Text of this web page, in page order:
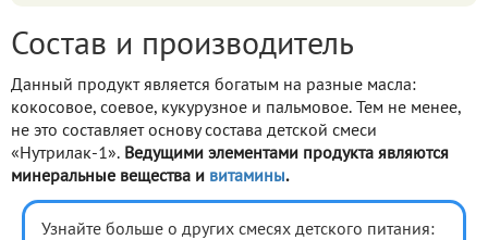
Состав и производитель
Данный продукт является богатым на разные масла:
кокосовое, соевое, кукурузное и пальмовое. Тем не менее,
не это составляет основу состава детской смеси
«Нутрилак-1». Ведущими элементами продукта являются
минеральные вещества и витамины.
Узнайте больше о других смесях детского питания: